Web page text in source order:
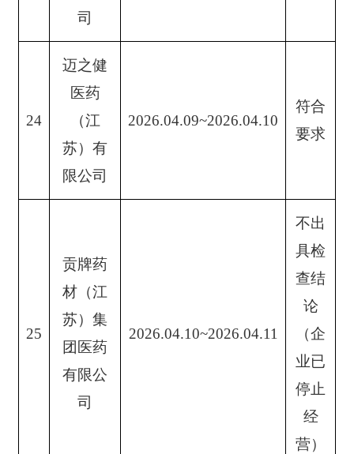
司
24
迈之健
医药
（江
苏）有
限公司
2026.04.09~2026.04.10
符合
要求
25
贡牌药
材（江
苏）集
团医药
有限公
司
2026.04.10~2026.04.11
不出
具检
查结
论
（企
业已
停止
经
营）